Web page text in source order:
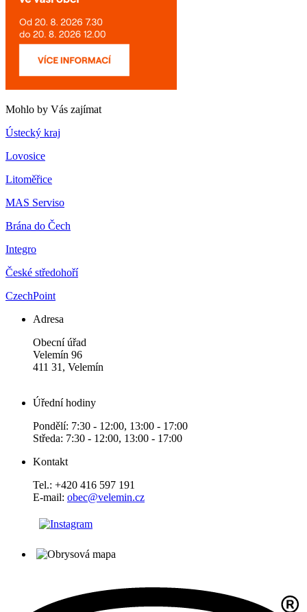
Mohlo by Vás zajímat
Ústecký kraj
Lovosice
Litoměřice
MAS Serviso
Brána do Čech
Integro
České středohoří
CzechPoint
Adresa
Obecní úřad
Velemín 96
411 31, Velemín
Úřední hodiny
Pondělí: 7:30 - 12:00, 13:00 - 17:00
Středa: 7:30 - 12:00, 13:00 - 17:00
Kontakt
Tel.: +420 416 597 191
E-mail: obec@velemin.cz